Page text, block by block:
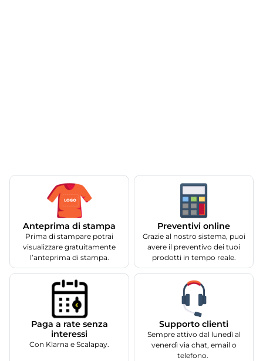
Anteprima di stampa
Prima di stampare potrai
visualizzare gratuitamente
l’anteprima di stampa.
Preventivi online
Grazie al nostro sistema, puoi
avere il preventivo dei tuoi
prodotti in tempo reale.
Paga a rate senza
interessi
Con Klarna e Scalapay.
Supporto clienti
Sempre attivo dal lunedì al
venerdì via chat, email o
telefono.